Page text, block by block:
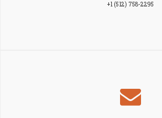
+1 (512) 758-2295